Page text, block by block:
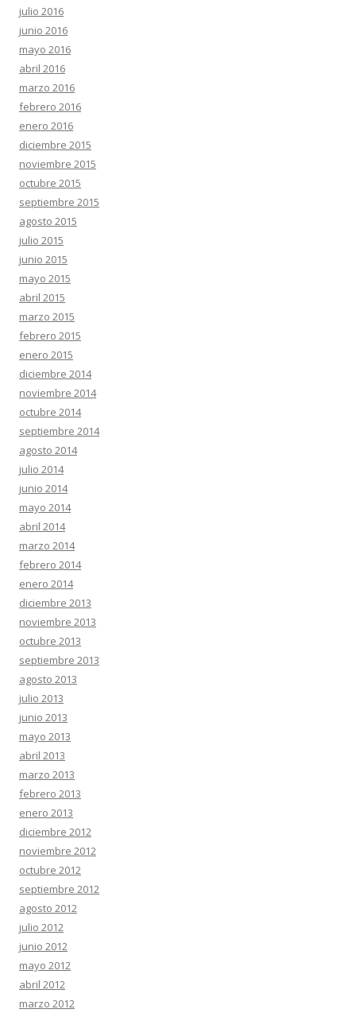
julio 2016
junio 2016
mayo 2016
abril 2016
marzo 2016
febrero 2016
enero 2016
diciembre 2015
noviembre 2015
octubre 2015
septiembre 2015
agosto 2015
julio 2015
junio 2015
mayo 2015
abril 2015
marzo 2015
febrero 2015
enero 2015
diciembre 2014
noviembre 2014
octubre 2014
septiembre 2014
agosto 2014
julio 2014
junio 2014
mayo 2014
abril 2014
marzo 2014
febrero 2014
enero 2014
diciembre 2013
noviembre 2013
octubre 2013
septiembre 2013
agosto 2013
julio 2013
junio 2013
mayo 2013
abril 2013
marzo 2013
febrero 2013
enero 2013
diciembre 2012
noviembre 2012
octubre 2012
septiembre 2012
agosto 2012
julio 2012
junio 2012
mayo 2012
abril 2012
marzo 2012